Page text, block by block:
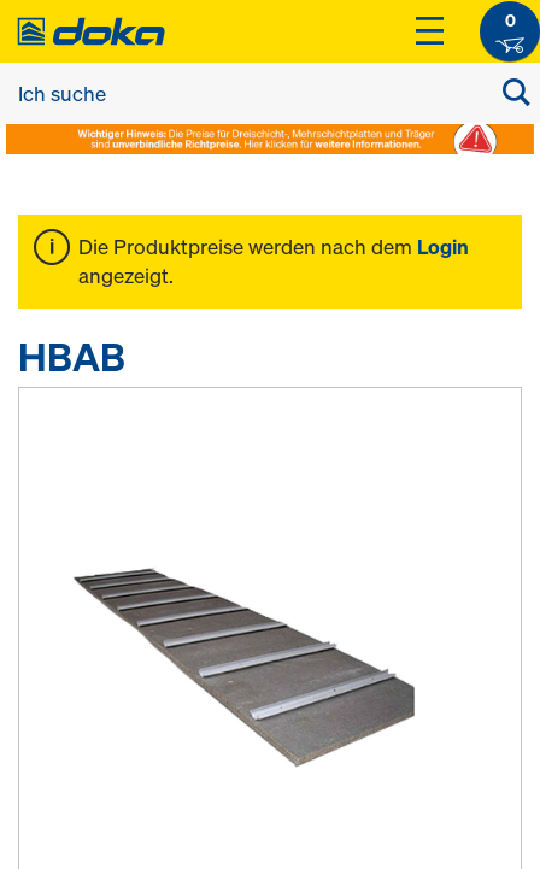
0
Die Produktpreise werden nach dem Login
angezeigt.
HBAB